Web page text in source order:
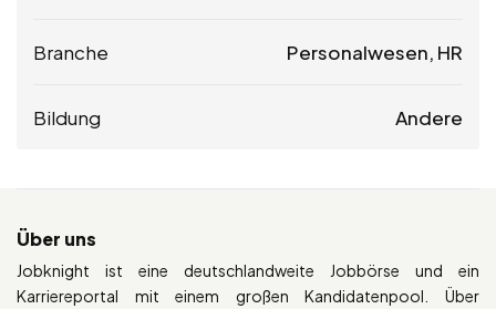
Branche Personalwesen, HR
Bildung Andere
Über uns
Jobknight ist eine deutschlandweite Jobbörse und ein
Karriereportal mit einem großen Kandidatenpool. Über